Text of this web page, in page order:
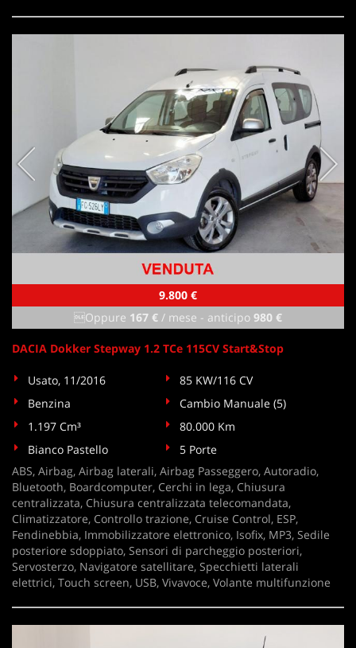
9.800 €
Oppure 167 € / mese - anticipo 980 €
DACIA Dokker Stepway 1.2 TCe 115CV Start&Stop
Usato, 11/2016
85 KW/116 CV
Benzina
Cambio Manuale (5)
1.197 Cm³
80.000 Km
Bianco Pastello
5 Porte
ABS, Airbag, Airbag laterali, Airbag Passeggero, Autoradio,
Bluetooth, Boardcomputer, Cerchi in lega, Chiusura
centralizzata, Chiusura centralizzata telecomandata,
Climatizzatore, Controllo trazione, Cruise Control, ESP,
Fendinebbia, Immobilizzatore elettronico, Isofix, MP3, Sedile
posteriore sdoppiato, Sensori di parcheggio posteriori,
Servosterzo, Navigatore satellitare, Specchietti laterali
elettrici, Touch screen, USB, Vivavoce, Volante multifunzione